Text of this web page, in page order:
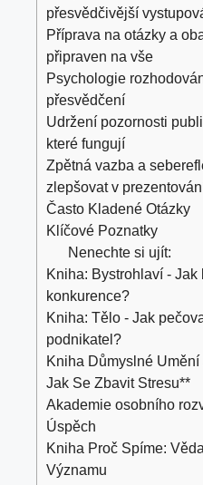
přesvědčivější
Příprava na otázky a
připraven na vše
Psychologie
přesvědčení
Udržení pozornosti
které fungují
Zpětná vazba a
zlepšovat v
Často Kladené Otázky
Klíčové Poznatky
Nenechte si ujít:
Kniha: Bystrohlaví - Jak
konkurence?
Kniha: Tělo - Jak
podnikatel?
Kniha Důmyslné
Jak Se Zbavit Stresu**
Akademie osobního
Úspěch
Kniha Proč Spíme:
Významu